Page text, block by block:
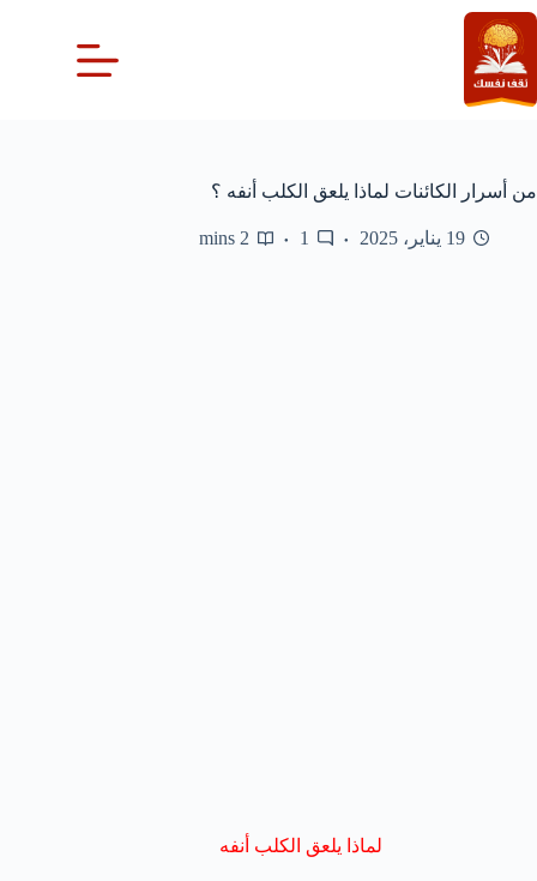
التجاوز
إلى
المحتوى
من أسرار الكائنات لماذا يلعق الكلب أنفه ؟
19 يناير، 2025 1
2 mins
لماذا يلعق الكلب أنفه